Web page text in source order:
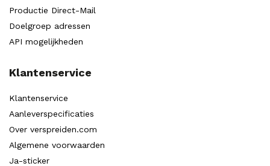
Productie Direct-Mail
Doelgroep adressen
API mogelijkheden
Klantenservice
Klantenservice
Aanleverspecificaties
Over verspreiden.com
Algemene voorwaarden
Ja-sticker